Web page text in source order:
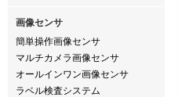
画像センサ
簡単操作画像センサ
マルチカメラ画像センサ
オールインワン画像センサ
ラベル検査システム